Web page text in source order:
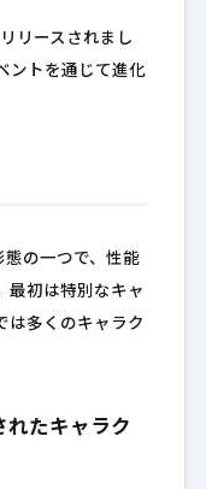
リースされまし
ントを通じて進化
の一つで、性能
最初は特別なキャ
は多くのキャラク
れたキャラク